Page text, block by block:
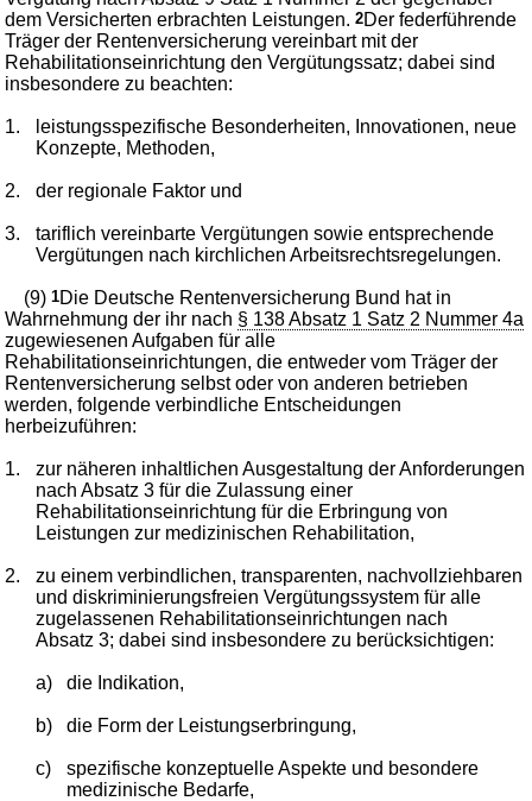
dem Versicherten erbrachten Leistungen.2Der federführende
Träger der Rentenversicherung vereinbart mit der
Rehabilitationseinrichtung den Vergütungssatz; dabei sind
insbesondere zu beachten:
1.
leistungsspezifische Besonderheiten, Innovationen, neue
Konzepte, Methoden,
2. der regionale Faktor und
3.
tariflich vereinbarte Vergütungen sowie entsprechende
Vergütungen nach kirchlichen Arbeitsrechtsregelungen.
(9)1Die Deutsche Rentenversicherung Bund hat in
Wahrnehmung der ihr nach § 138 Absatz 1 Satz 2 Nummer 4a
zugewiesenen Aufgaben für alle
Rehabilitationseinrichtungen, die entweder vom Träger der
Rentenversicherung selbst oder von anderen betrieben
werden, folgende verbindliche Entscheidungen
herbeizuführen:
1.
zur näheren inhaltlichen Ausgestaltung der Anforderungen
nach Absatz 3 für die Zulassung einer
Rehabilitationseinrichtung für die Erbringung von
Leistungen zur medizinischen Rehabilitation,
2.
zu einem verbindlichen, transparenten, nachvollziehbaren
und diskriminierungsfreien Vergütungssystem für alle
zugelassenen Rehabilitationseinrichtungen nach
Absatz 3; dabei sind insbesondere zu berücksichtigen:
a) die Indikation,
b) die Form der Leistungserbringung,
c)
spezifische konzeptuelle Aspekte und besondere
medizinische Bedarfe,